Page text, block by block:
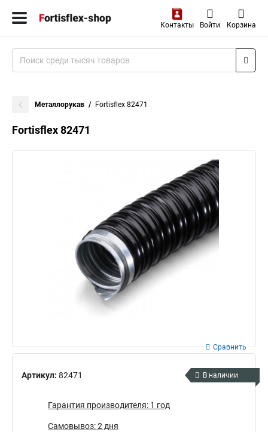
Контакты Войти Корзина
Металлорукав Fortisflex 82471
Fortisflex 82471
Артикул: 82471
Сравнить
В наличии
Гарантия производителя: 1 год
Самовывоз: 2 дня